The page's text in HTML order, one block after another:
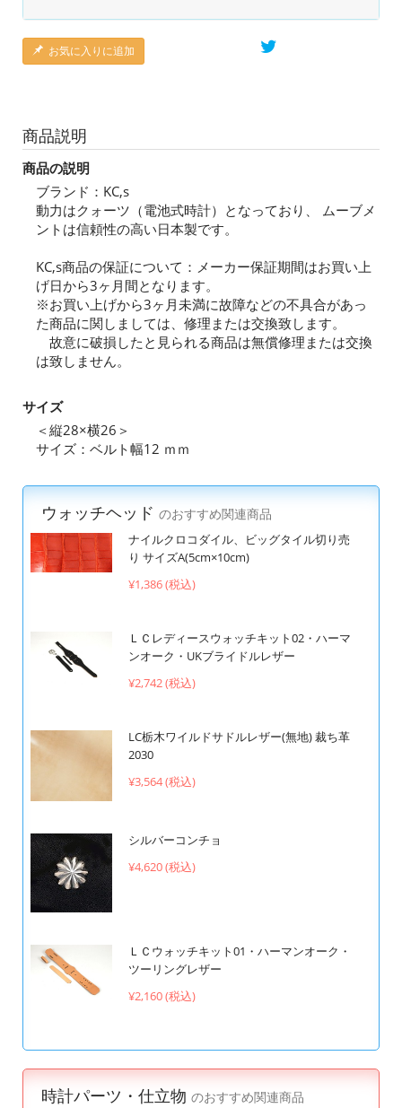
お気に入りに追加
商品説明
商品の説明
ブランド：KC,s
動力はクォーツ（電池式時計）となっており、 ムーブメ
ントは信頼性の高い日本製です。
KC,s商品の保証について：メーカー保証期間はお買い上
げ日から3ヶ月間となります。
※お買い上げから3ヶ月未満に故障などの不具合があっ
た商品に関しましては、修理または交換致します。
故意に破損したと見られる商品は無償修理または交換
は致しません。
サイズ
＜縦28×横26＞
サイズ：ベルト幅12 ｍｍ
ウォッチヘッド のおすすめ関連商品
ナイルクロコダイル、ビッグタイル切り売
り サイズA(5cm×10cm)
¥1,386 (税込)
ＬＣレディースウォッチキット02・ハーマ
ンオーク・UKブライドルレザー
¥2,742 (税込)
LC栃木ワイルドサドルレザー(無地) 裁ち革
2030
¥3,564 (税込)
シルバーコンチョ
¥4,620 (税込)
ＬＣウォッチキット01・ハーマンオーク・
ツーリングレザー
¥2,160 (税込)
時計パーツ・仕立物 のおすすめ関連商品